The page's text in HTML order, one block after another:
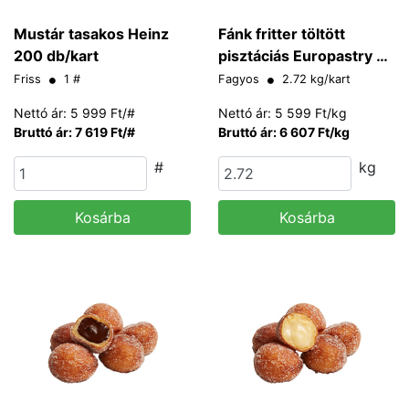
Mustár tasakos Heinz
200 db/kart
Friss 1 #
Nettó ár: 5 999 Ft/#
Bruttó ár: 7 619 Ft/#
#
Kosárba
Fánk fritter töltött
pisztáciás Europastry 20
g/db
Fagyos 2.72 kg/kart
Nettó ár: 5 599 Ft/kg
Bruttó ár: 6 607 Ft/kg
kg
Kosárba